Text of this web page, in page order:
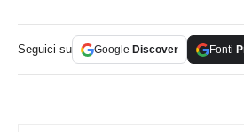
Seguici su Google Discover Fonti